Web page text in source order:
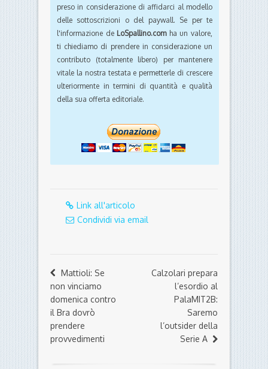
preso in considerazione di affidarci al modello
delle sottoscrizioni o del paywall. Se per te
l'informazione de LoSpallino.comha un valore,
ti chiediamo di prendere in considerazione un
contributo (totalmente libero) per mantenere
vitale la nostra testata e permetterle di crescere
ulteriormente in termini di quantità e qualità
della sua offerta editoriale.
Link all'articolo
Condividi via email
Mattioli: Se
non vinciamo
domenica contro
il Bra dovrò
prendere
provvedimenti
Calzolari prepara
l’esordio al
PalaMIT2B:
Saremo
l’outsider della
Serie A